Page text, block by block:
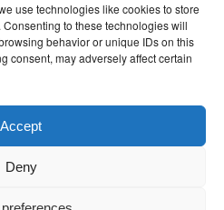
use technologies like cookies to store
to these technologies will
behavior or unique IDs on this
consent, may adversely affect certain
Accept
Deny
van de stichtingbyRonald.